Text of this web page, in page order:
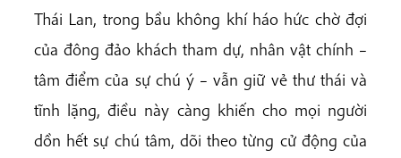
Thái Lan, trong bầu không khí háo hức chờ đợi
của đông đảo khách tham dự, nhân vật chính –
tâm điểm của sự chú ý – vẫn giữ vẻ thư thái và
tĩnh lặng, điều này càng khiến cho mọi người
dồn hết sự chú tâm, dõi theo từng cử động của